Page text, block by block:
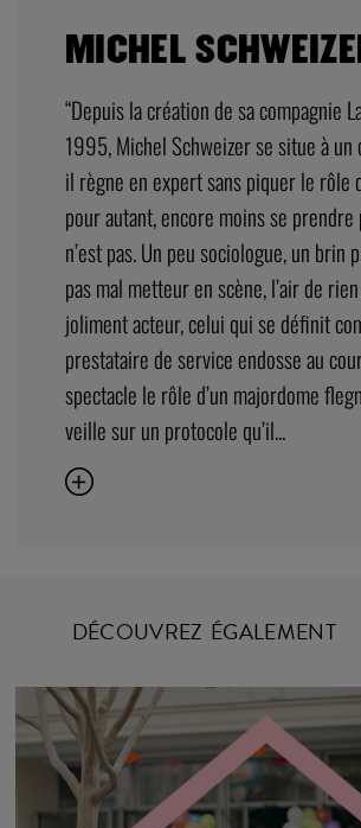
MICHEL
“Depuis la création de sa compagnie
1995, Michel Schweizer se situe à un
il règne en expert sans piquer le rôle
pour autant, encore moins se prendre
n’est pas. Un peu sociologue, un brin
pas mal metteur en scène, l’air de
joliment acteur, celui qui se définit
prestataire de service endosse au
spectacle le rôle d’un majordome
veille sur un protocole qu’il...
DÉCOUVREZ ÉGALEMENT